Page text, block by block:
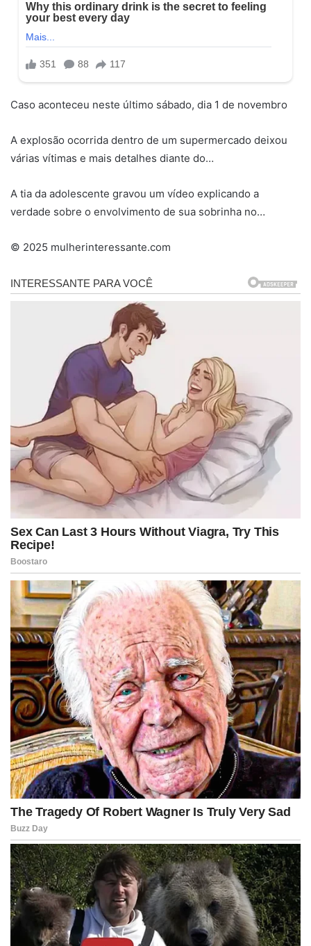
Caso aconteceu neste último sábado, dia 1 de novembro
A explosão ocorrida dentro de um supermercado deixou
várias vítimas e mais detalhes diante do…
A tia da adolescente gravou um vídeo explicando a
verdade sobre o envolvimento de sua sobrinha no…
© 2025 mulherinteressante.com